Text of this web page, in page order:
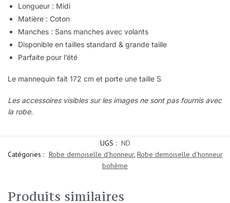
Longueur : Midi
Matière : Coton
Manches : Sans manches avec volants
Disponible en tailles standard & grande taille
Parfaite pour l’été
Le mannequin fait 172 cm et porte une taille S
Les accessoires visibles sur les images ne sont pas fournis avec
la robe.
UGS : ND
Catégories : Robe demoiselle d'honneur, Robe demoiselle d'honneur
bohème
Produits similaires